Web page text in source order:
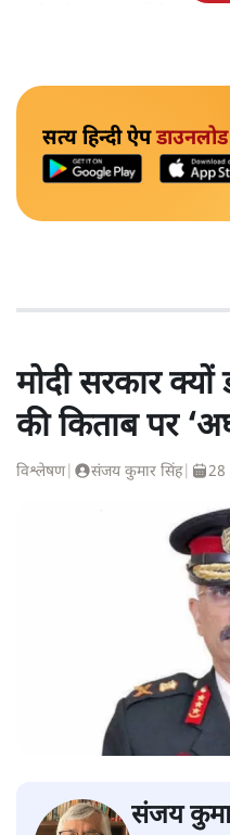
सत्य हिन्दी ऐपडाउनलोड
मोदी सरकार
की किताब पर
विश्लेषण| संजय कुमार सिंह| 28
संजय